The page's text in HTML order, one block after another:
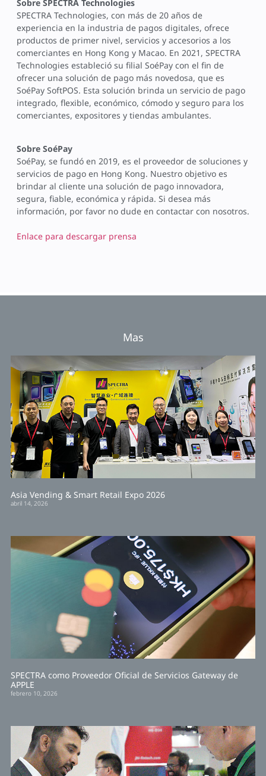
Sobre SPECTRA Technologies
SPECTRA Technologies, con más de 20 años de
experiencia en la industria de pagos digitales, ofrece
productos de primer nivel, servicios y accesorios a los
comerciantes en Hong Kong y Macao. En 2021, SPECTRA
Technologies estableció su filial SoéPay con el fin de
ofrecer una solución de pago más novedosa, que es
SoéPay SoftPOS. Esta solución brinda un servicio de pago
integrado, flexible, económico, cómodo y seguro para los
comerciantes, expositores y tiendas ambulantes.
Sobre SoéPay
SoéPay, se fundó en 2019, es el proveedor de soluciones y
servicios de pago en Hong Kong. Nuestro objetivo es
brindar al cliente una solución de pago innovadora,
segura, fiable, económica y rápida. Si desea más
información, por favor no dude en contactar con nosotros.
Enlace para descargar prensa
Mas
Asia Vending & Smart Retail Expo 2026
abril 14, 2026
SPECTRA como Proveedor Oficial de Servicios Gateway de
APPLE
febrero 10, 2026